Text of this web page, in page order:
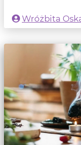
Wróżbita